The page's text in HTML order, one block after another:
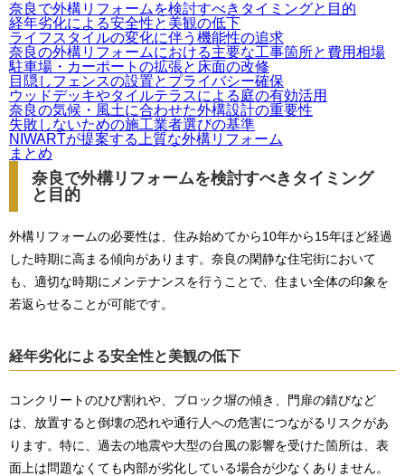
奈良で外構リフォームを検討すべきタイミングと目的
経年劣化による安全性と美観の低下
ライフスタイルの変化に伴う機能性の追求
奈良の外構リフォームにおける主要な工事箇所と費用相場
駐車場・カーポートの拡張と床面の改修
目隠しフェンスの設置とプライバシー確保
ウッドデッキやタイルテラスによる庭の有効活用
奈良の気候・風土に合わせた外構設計の重要性
失敗しないための施工業者選びの基準
NIWARTが提案する上質な外構リフォーム
まとめ
奈良で外構リフォームを検討すべきタイミング
と目的
外構リフォームの必要性は、住み始めてから10年から15年ほど経過
した時期に高まる傾向があります。奈良の閑静な住宅街において
も、適切な時期にメンテナンスを行うことで、住まい全体の印象を
若返らせることが可能です。
経年劣化による安全性と美観の低下
コンクリートのひび割れや、ブロック塀の傾き、門扉の錆びなど
は、放置すると倒壊の恐れや通行人への危害につながるリスクがあ
ります。特に、過去の地震や大型の台風の影響を受けた箇所は、表
面上は問題なくても内部が劣化している場合が少なくありません。